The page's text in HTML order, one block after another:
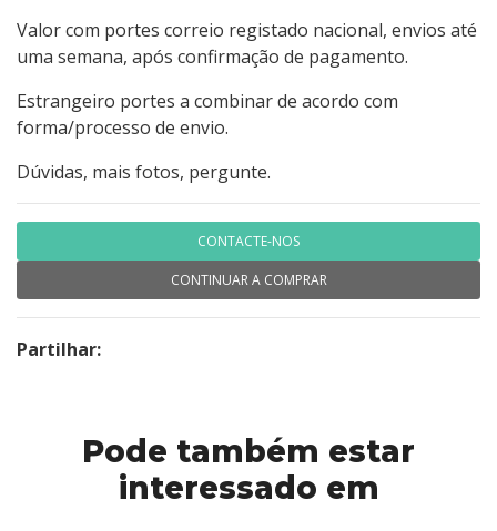
Valor com portes correio registado nacional, envios até
uma semana, após confirmação de pagamento.
Estrangeiro portes a combinar de acordo com
forma/processo de envio.
Dúvidas, mais fotos, pergunte.
CONTACTE-NOS
CONTINUAR A COMPRAR
Partilhar:
Pode também estar
interessado em